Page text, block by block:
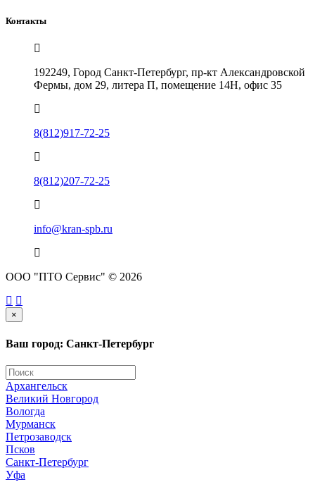
Контакты
192249, Город Санкт-Петербург, пр-кт Александровской
Фермы, дом 29, литера П, помещение 14Н, офис 35
8(812)917-72-25
8(812)207-72-25
info@kran-spb.ru
ООО "ПТО Сервис" © 2026
×
Ваш город: Санкт-Петербург
Архангельск
Великий Новгород
Вологда
Мурманск
Петрозаводск
Псков
Санкт-Петербург
Уфа